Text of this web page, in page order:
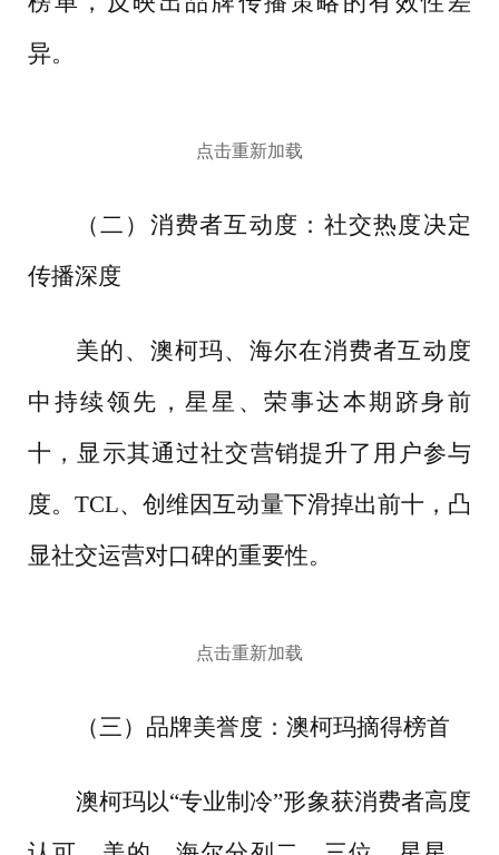
异。
点击重新加载
（二）消费者互动度：社交热度决定
传播深度
美的、澳柯玛、海尔在消费者互动度
中持续领先，星星、荣事达本期跻身前
十，显示其通过社交营销提升了用户参与
度。TCL、创维因互动量下滑掉出前十，凸
显社交运营对口碑的重要性。
点击重新加载
（三）品牌美誉度：澳柯玛摘得榜首
澳柯玛以“专业制冷”形象获消费者高度